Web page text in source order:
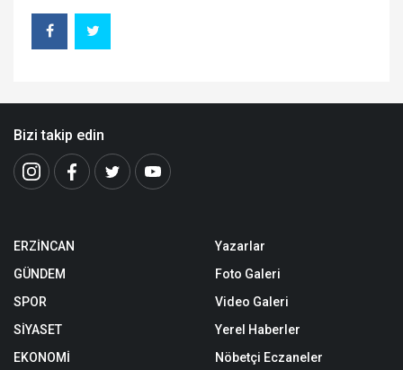
Bizi takip edin
ERZİNCAN
GÜNDEM
SPOR
SİYASET
EKONOMİ
Yazarlar
Foto Galeri
Video Galeri
Yerel Haberler
Nöbetçi Eczaneler